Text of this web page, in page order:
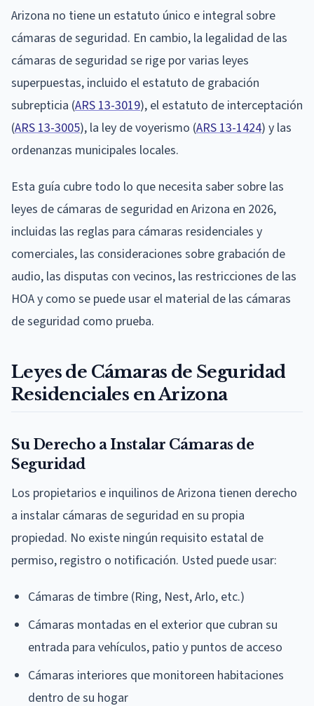
Arizona no tiene un estatuto único e integral sobre
cámaras de seguridad. En cambio, la legalidad de las
cámaras de seguridad se rige por varias leyes
superpuestas, incluido el estatuto de grabación
subrepticia (ARS 13-3019), el estatuto de interceptación
(ARS 13-3005), la ley de voyerismo (ARS 13-1424) y las
ordenanzas municipales locales.
Esta guía cubre todo lo que necesita saber sobre las
leyes de cámaras de seguridad en Arizona en 2026,
incluidas las reglas para cámaras residenciales y
comerciales, las consideraciones sobre grabación de
audio, las disputas con vecinos, las restricciones de las
HOA y como se puede usar el material de las cámaras
de seguridad como prueba.
Leyes de Cámaras de Seguridad
Residenciales en Arizona
Su Derecho a Instalar Cámaras de
Seguridad
Los propietarios e inquilinos de Arizona tienen derecho
a instalar cámaras de seguridad en su propia
propiedad. No existe ningún requisito estatal de
permiso, registro o notificación. Usted puede usar:
Cámaras de timbre (Ring, Nest, Arlo, etc.)
Cámaras montadas en el exterior que cubran su
entrada para vehículos, patio y puntos de acceso
Cámaras interiores que monitoreen habitaciones
dentro de su hogar